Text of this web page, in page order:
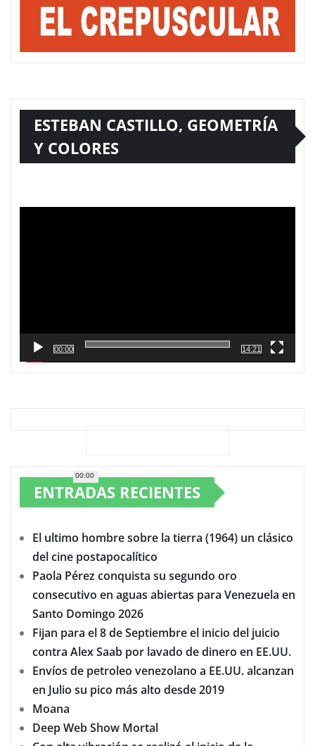
ESTEBAN CASTILLO, GEOMETRÍA
Y COLORES
00:00
00:00
14:21
ENTRADAS RECIENTES
El ultimo hombre sobre la tierra (1964) un clásico
del cine postapocalítico
Paola Pérez conquista su segundo oro
consecutivo en aguas abiertas para Venezuela en
Santo Domingo 2026
Fijan para el 8 de Septiembre el inicio del juicio
contra Alex Saab por lavado de dinero en EE.UU.
Envíos de petroleo venezolano a EE.UU. alcanzan
en Julio su pico más alto desde 2019
Moana
Deep Web Show Mortal